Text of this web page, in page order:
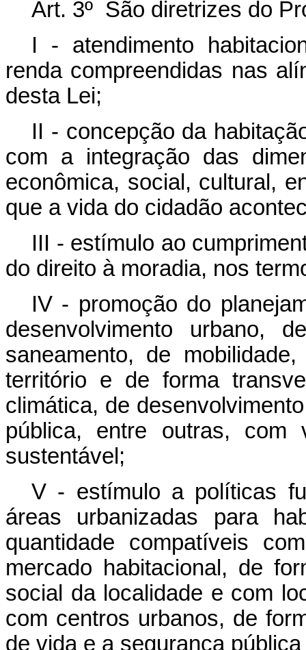
Art. 3º São diretrizes do
I - atendimento
renda compreendidas nas
desta Lei;
II - concepção da
com a integração das
econômica, social, cultural,
que a vida do cidadão
III - estímulo ao
do direito à moradia, nos
IV - promoção do
desenvolvimento urbano,
saneamento, de
território e de forma
climática, de
pública, entre outras, com
sustentável;
V - estímulo a políticas
áreas urbanizadas para
quantidade compatíveis
mercado habitacional, de
social da localidade e com
com centros urbanos, de
de vida e a segurança